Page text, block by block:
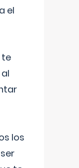
el
te
los